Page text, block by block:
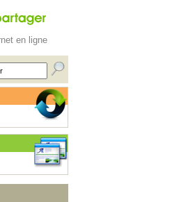
en ligne